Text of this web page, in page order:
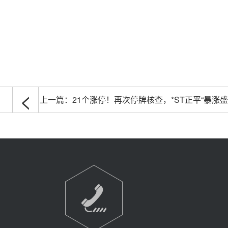
< 上一篇： 21个涨停！再次停牌核查，*ST正平“暴涨